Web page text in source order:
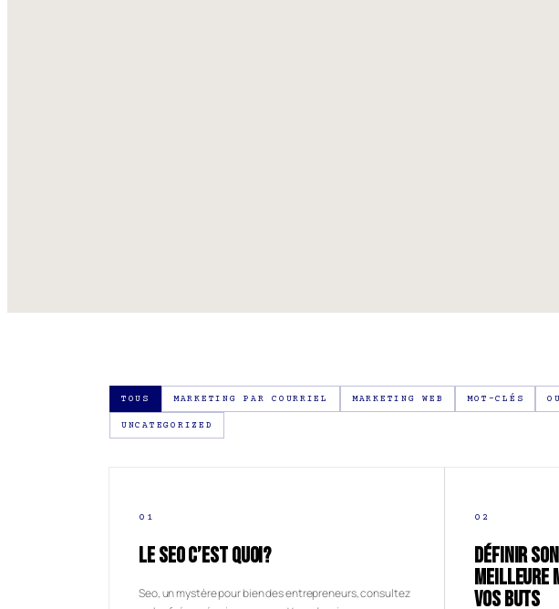
TOUS MARKETING PAR COURRIEL MARKETING WEB MOT-CLÉS
UNCATEGORIZED
01
LE SEO C’EST QUOI?
Seo, un mystère pour bien des entrepreneurs, consultez
02
DÉFINIR
MEILLEURE
VOS BUTS